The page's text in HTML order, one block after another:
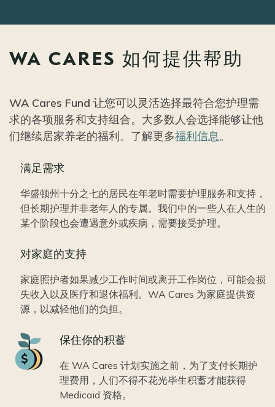
WA CARES 如何提供帮助
WA Cares Fund 让您可以灵活选择最符合您护理需
求的各项服务和支持组合。大多数人会选择能够让他
们继续居家养老的福利。了解更多福利信息。
满足需求
华盛顿州十分之七的居民在年老时需要护理服务和支持，
但长期护理并非老年人的专属。我们中的一些人在人生的
某个阶段也会遭遇意外或疾病，需要接受护理。
对家庭的支持
家庭照护者如果减少工作时间或离开工作岗位，可能会损
失收入以及医疗和退休福利。WA Cares 为家庭提供资
源，以减轻他们的负担。
Icon 保住你的积蓄
在 WA Cares 计划实施之前，为了支付长期护
理费用，人们不得不花光毕生积蓄才能获得
Medicaid 资格。